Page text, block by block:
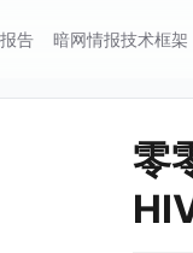
告 暗网情报技术框架
零